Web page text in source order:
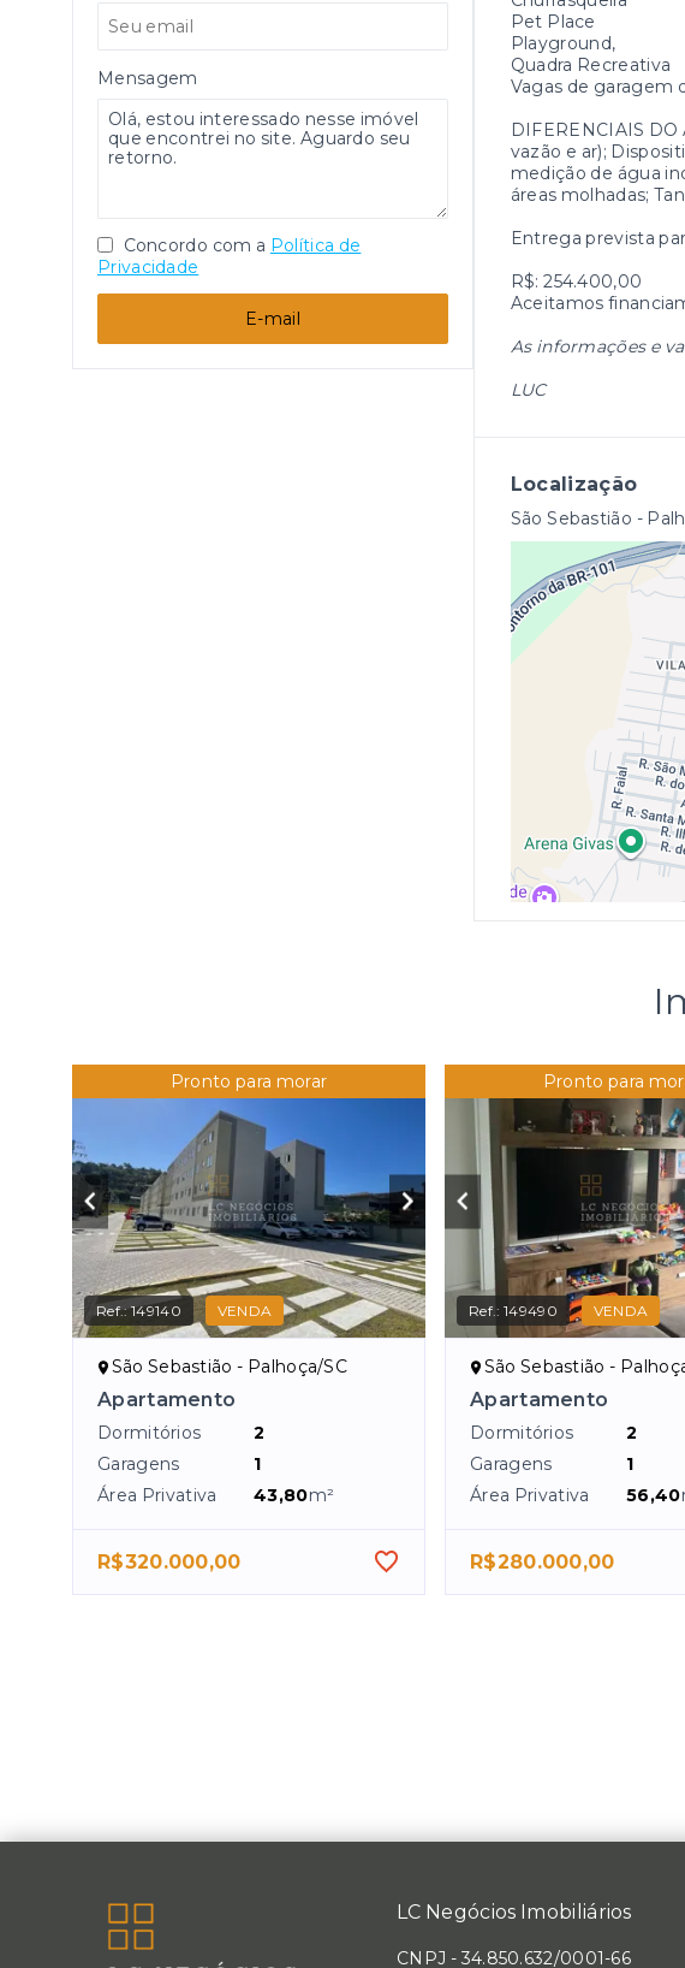
Pet Place
Playground,
Quadra Recreativa
Vagas de garagem
DIFERENCIAIS
vazão e ar);
medição de água
áreas molhadas;
Entrega prevista
R$: 254.400,00
Aceitamos
As informações e
LUC
Localização
São Sebastião -
Mensagem
Concordo com a Política de
Privacidade
E-mail
Pronto para morar
Ref.:149140 VENDA
São Sebastião - Palhoça/SC
Apartamento
Dormitórios
2
Garagens
1
Área Privativa
43,80m²
R$320.000,00
Pronto para
Ref.:149490 VENDA
São Sebastião -
Apartamento
Dormitórios
2
Garagens
1
Área Privativa
56,40
R$280.000,00
LC Negócios Imobiliários
CNPJ - 34.850.632/0001-66